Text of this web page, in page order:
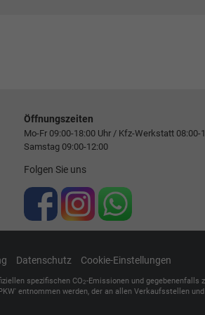
Öffnungszeiten
Mo-Fr 09:00-18:00 Uhr / Kfz-Werkstatt 08:00-
Samstag 09:00-12:00
Folgen Sie uns
Datenschutz Cookie-Einstellungen
spezifischen CO2-Emissionen und gegebenenfalls
entnommen werden, der an allen Verkaufsstellen